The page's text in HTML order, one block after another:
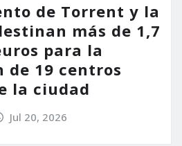
de Torrent y la
más de 1,7
para la
19 centros
la ciudad
Jul 20, 2026